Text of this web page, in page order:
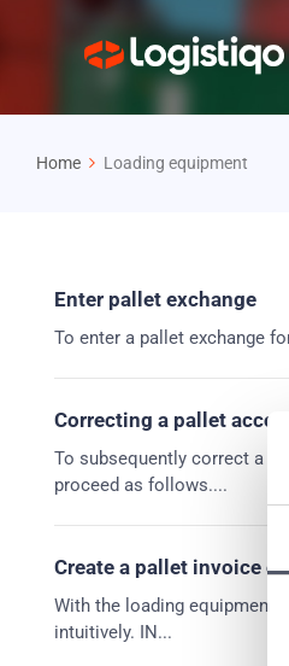
Home Loading equipment
Enter pallet exchange
To enter a pallet exchange
Correcting a pallet
To subsequently correct a
proceed as follows....
Create a pallet invoice
With the loading equipment
intuitively. IN...